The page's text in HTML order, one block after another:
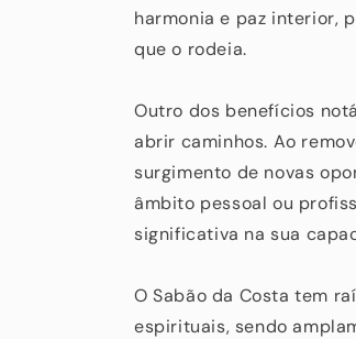
harmonia e paz interior,
que o rodeia.
Outro dos benefícios
abrir caminhos. Ao
surgimento de novas
âmbito pessoal ou
significativa na sua
O Sabão da Costa tem
espirituais, sendo